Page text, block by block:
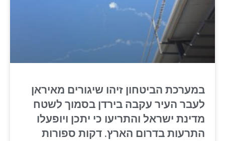
במערכת הביטחון זיהו שיגורים מאיראן
לעבר העיר עקבה בירדן בסמוך לשטח
מדינת ישראל והתריעו כי יתכן ויופעלו
התרעות בדרום הארץ. דקות ספורות